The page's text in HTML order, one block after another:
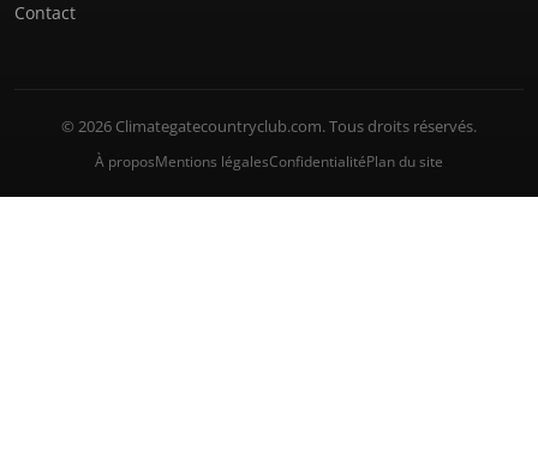
Contact
© 2026 Climategatecountryclub.com. Tous droits réservés.
À proposMentions légalesConfidentialitéPlan du site